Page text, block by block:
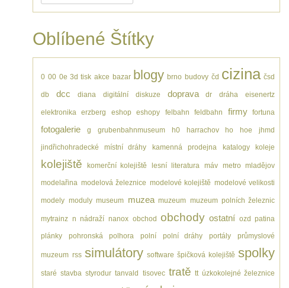
Oblíbené Štítky
0 00 0e 3d tisk akce bazar blogy brno budovy čd cizina čsd
db dcc diana digitální diskuze doprava dr dráha eisenertz
elektronika erzberg eshop eshopy felbahn feldbahn firmy fortuna
fotogalerie g grubenbahnmuseum h0 harrachov ho hoe jhmd
jindřichohradecké místní dráhy kamenná prodejna katalogy koleje
kolejiště komerční kolejiště lesní literatura máv metro mladějov
modelařina modelová železnice modelové kolejiště modelové velikosti
modely moduly museum muzea muzeum muzeum polních železnic
mytrainz n nádraží nanox obchod obchody ostatní ozd patina
plánky pohronská polhora polní polní dráhy portály průmyslové
muzeum rss simulátory software špičková kolejiště spolky
staré stavba styrodur tanvald tisovec tratě tt úzkokolejné železnice